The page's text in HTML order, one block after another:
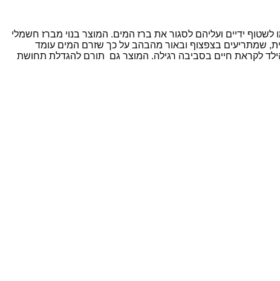
ידיים ועליהם לסגור את ברז המים. המוצר בנוי מברז חשמלי
שמתריעים בצפצוף ובאור מהבהב על כך שזרם המים עומד
הילד לקראת חיים בסביבה רגילה. המוצר גם תורם להגדלת תחושת